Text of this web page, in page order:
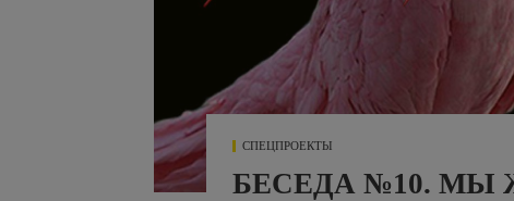
СПЕЦПРОЕКТЫ
БЕСЕДА №10. МЫ